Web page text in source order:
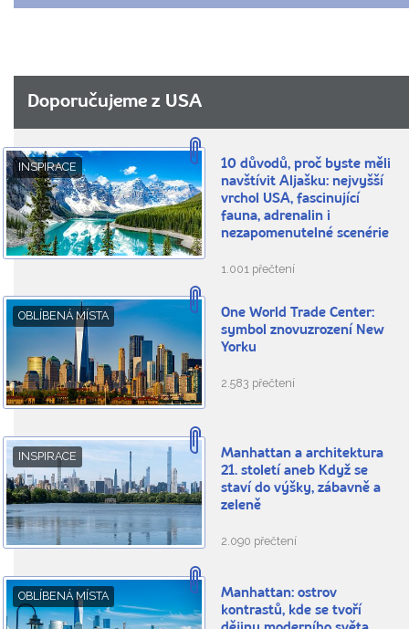
Doporučujeme z USA
INSPIRACE
10 důvodů, proč byste měli
navštívit Aljašku: nejvyšší
vrchol USA, fascinující
fauna, adrenalin i
nezapomenutelné scenérie
1.001 přečtení
OBLÍBENÁ MÍSTA
One World Trade Center:
symbol znovuzrození New
Yorku
2.583 přečtení
INSPIRACE
Manhattan a architektura
21. století aneb Když se
staví do výšky, zábavně a
zeleně
2.090 přečtení
OBLÍBENÁ MÍSTA
Manhattan: ostrov
kontrastů, kde se tvoří